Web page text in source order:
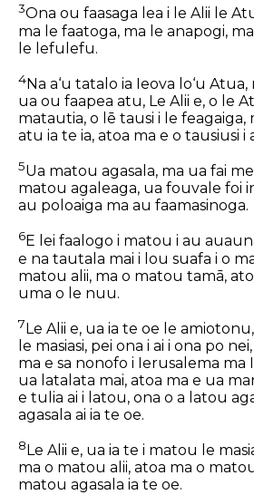
3Ona ou faasaga lea i le Alii le
ma le faatoga, ma le anapogi,
le lefulefu.
4Na a‘u tatalo ia Ieova lo‘u
ua ou faapea atu, Le Alii e, o le
matautia, o lē tausi i le feagaiga,
atu ia te ia, atoa ma e o tausiusi i
5Ua matou agasala, ma ua fai
matou agaleaga, ua fouvale foi
au poloaiga ma au faamasinoga.
6E lei faalogo i matou i au
e na tautala mai i lou suafa i o
matou alii, ma o matou tamā,
uma o le nuu.
7Le Alii e, ua ia te oe le
le masiasi, pei ona i ai i ona po
ma e sa nonofo i Ierusalema ma
ua latalata mai, atoa ma e ua
e tulia ai i latou, ona o a latou
agasala ai ia te oe.
8 Le Alii e, ua ia te i matou le
ma o matou alii, atoa ma o
matou agasala ia te oe.